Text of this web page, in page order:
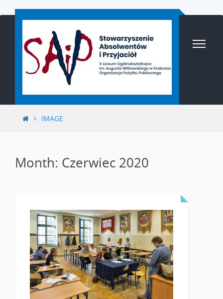
Przejdź
IMAGE
Month: Czerwiec 2020
CZYTAJ WIĘCEJ